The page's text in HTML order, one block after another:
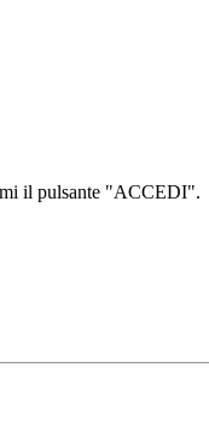
il pulsante "ACCEDI".